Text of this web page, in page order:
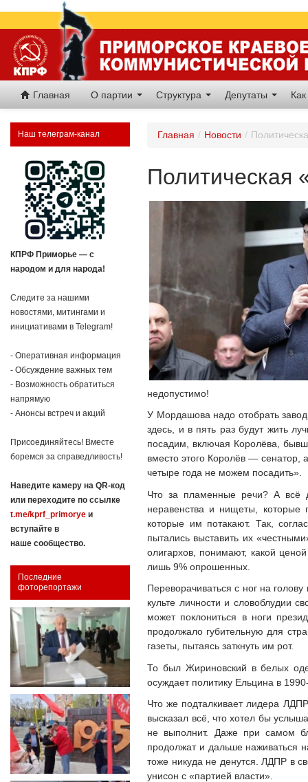
Главная О партии Структура Депутаты
Наш телеграм-канал
КПРФ Приморье — с
народом и для народа!
Следите за нашими
новостями, митингами и
инициативами в Telegram!
- Оперативная информация
- Обсуждение важных тем
- Возможность обратиться
напрямую
- Анонсы встреч и акций
Присоединяйтесь! Вместе
боремся за справедливость!
Наведите камеру на QR-код
или переходите по ссылке
t.me/kprf_primorye и
вступайте в
наше сообщество.
Последние
фоторепортажи
Главная / Новости /
Политическая
недопустимо!
У Мордашова надо отобрать
здесь, и в пять раз будут жить
посадим, включая Королёва,
вместо этого Королёв —
четыре года не можем посадить».
Что за пламенные речи? А всё
неравенства и нищеты, которые
которые им потакают. Так,
пытались выставить их
олигархов, понимают, какой
лишь 9% опрошенных.
Переворачиваться с ног на
культе личности и словоблудии
может поклониться в ноги
продолжало губительную для
газеты, пытаясь заткнуть им рот.
То был Жириновский в белых
осуждает политику Ельцина в
Что же подталкивает лидера
высказал всё, что хотел бы
не выполнит. Даже при самом
продолжат и дальше наживаться
тоже никуда не денутся. ЛДПР в
унисон с «партией власти».